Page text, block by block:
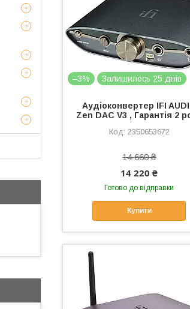
–3% Залишилось 25 днів
Аудіоконвертер IFI
Zen DAC V3 , Гарантія 2
2350653672
14 660 ₴
14 220 ₴
Готово до відправки
Купити